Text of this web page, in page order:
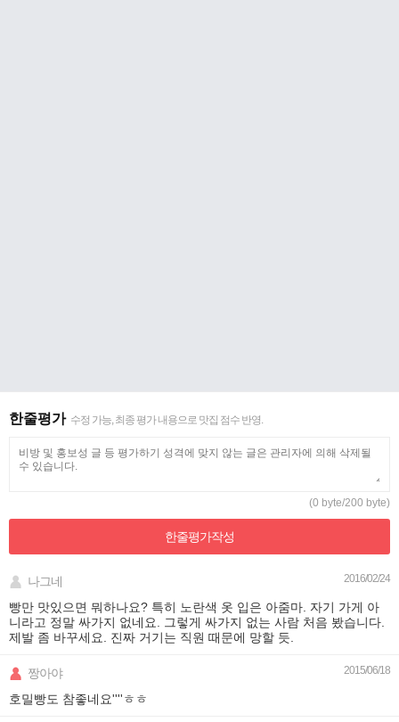
한줄평가 수정 가능, 최종 평가 내용으로 맛집 점수 반영.
(0 byte/200 byte)
한줄평가작성
나그네 2016/02/24
빵만 맛있으면 뭐하나요? 특히 노란색 옷 입은 아줌마. 자기 가게 아
니라고 정말 싸가지 없네요. 그렇게 싸가지 없는 사람 처음 봤습니다.
제발 좀 바꾸세요. 진짜 거기는 직원 때문에 망할 듯.
짱아야 2015/06/18
호밀빵도 참좋네요''''ㅎㅎ